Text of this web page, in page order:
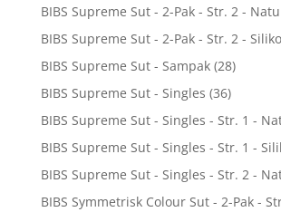
BIBS Supreme Sut - 2-Pak - Str. 2 -
BIBS Supreme Sut - 2-Pak - Str. 2 -
BIBS Supreme Sut - Sampak (28)
BIBS Supreme Sut - Singles (36)
BIBS Supreme Sut - Singles - Str. 1 -
BIBS Supreme Sut - Singles - Str. 1 -
BIBS Supreme Sut - Singles - Str. 2 -
BIBS Symmetrisk Colour Sut - 2-Pak -